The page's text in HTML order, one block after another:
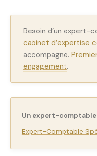
Besoin d’un expert-
cabinet d’expertise
accompagne.
engagement.
Un expert-
Expert-Comptable